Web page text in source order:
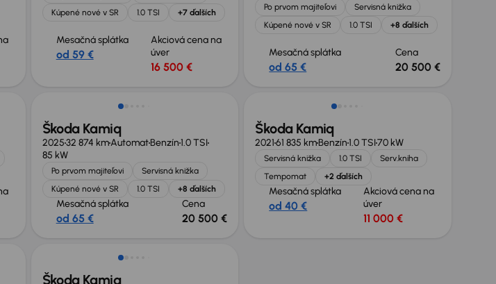
Kúpené nové v SR
1.0 TSI +7 ďalších
Mesačná splátka
od 59 €
Akciová cena na
úver
16 500 €
Po prvom majiteľovi
Servisná knižka
Kúpené nové v SR
1.0 TSI +8 ďalších
Mesačná splátka
od 65 €
Cena
20 500 €
Škoda Kamiq
202532 874 kmAutomatBenzín1.0 TSI
85 kW
Po prvom majiteľovi
Servisná knižka
Kúpené nové v SR
1.0 TSI +8 ďalších
Mesačná splátka
od 65 €
Cena
20 500 €
Zlacnené o 3 000 €
Škoda Kamiq
202161 835 kmBenzín1.0 TSI70 kW
Servisná knižka 1.0 TSI
Serv.kniha
Tempomat
+2 ďalších
Mesačná splátka
od 40 €
Akciová cena na
úver
11 000 €
Škoda Kamiq